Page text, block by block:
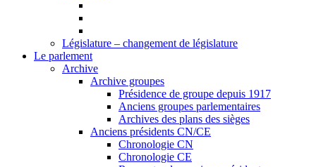
Législature – changement de législature
Le parlement
Archive
Archive groupes
Présidence de groupe depuis 1917
Anciens groupes parlementaires
Archives des plans des sièges
Anciens présidents CN/CE
Chronologie CN
Chronologie CE